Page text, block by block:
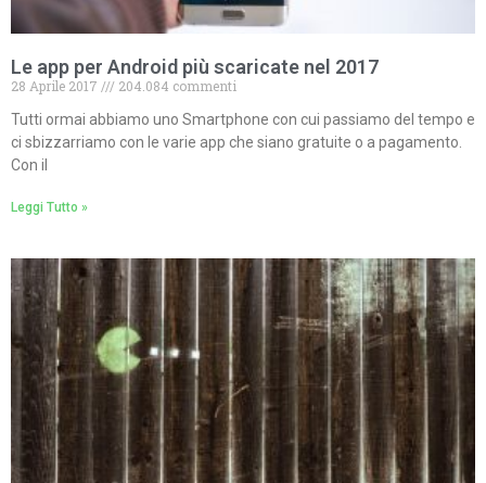
Le app per Android più scaricate nel 2017
28 Aprile 2017
204.084 commenti
Tutti ormai abbiamo uno Smartphone con cui passiamo del tempo e
ci sbizzarriamo con le varie app che siano gratuite o a pagamento.
Con il
Leggi Tutto »